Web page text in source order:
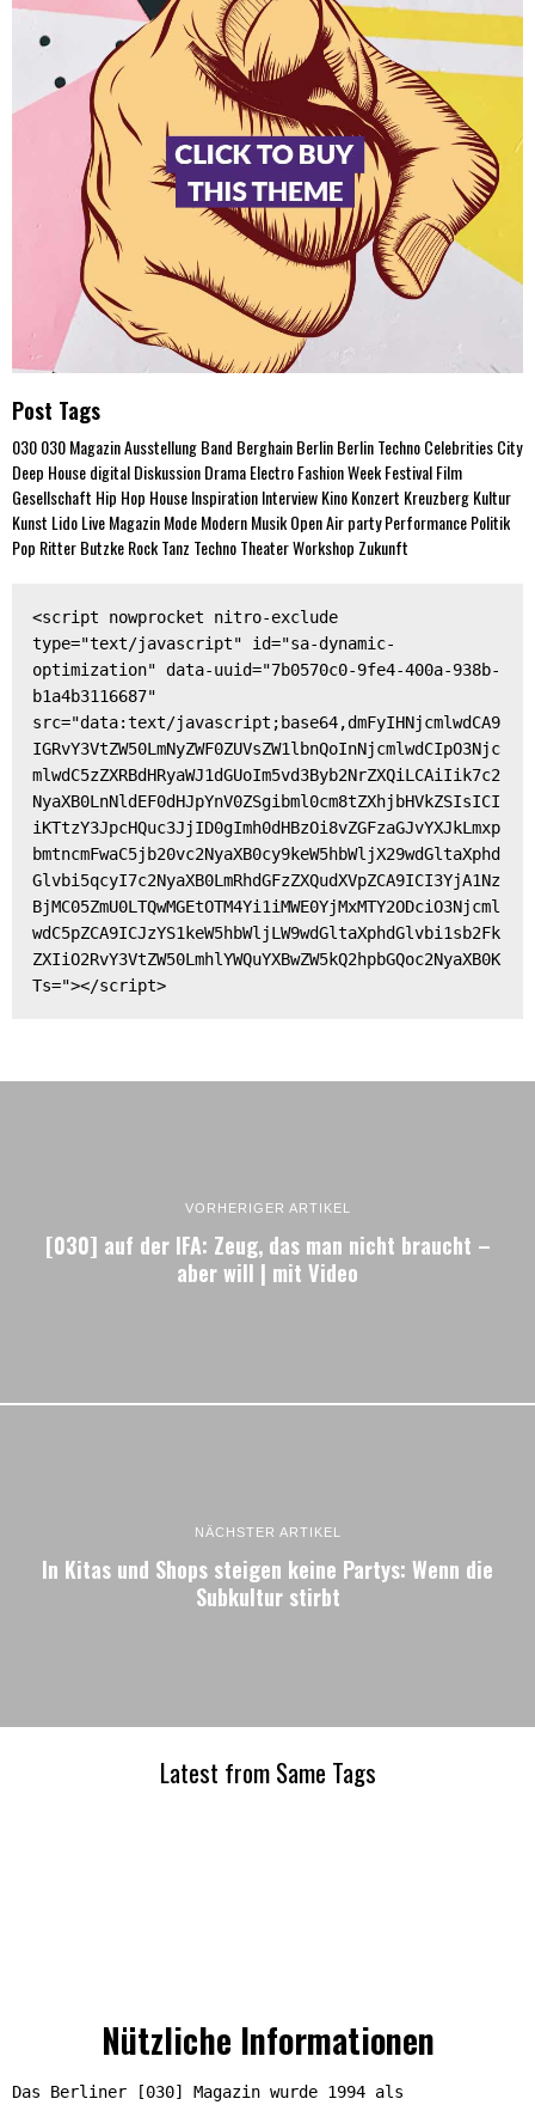
Post Tags
030030 MagazinAusstellungBand BerghainBerlinBerlin TechnoCelebritiesCity
Deep HousedigitalDiskussionDramaElectroFashion WeekFestivalFilm
Gesellschaft Hip Hop HouseInspirationInterviewKinoKonzert KreuzbergKultur
Kunst LidoLiveMagazinModeModernMusikOpen AirpartyPerformancePolitik
Pop Ritter ButzkeRockTanz TechnoTheaterWorkshop Zukunft
<script nowprocket nitro-exclude
type="text/javascript" id="sa-dynamic-
optimization" data-uuid="7b0570c0-9fe4-400a-938b-
b1a4b3116687"
src="data:text/javascript;base64,dmFyIHNjcmlwdCA9
IGRvY3VtZW50LmNyZWF0ZUVsZW1lbnQoInNjcmlwdCIpO3Njc
mlwdC5zZXRBdHRyaWJ1dGUoIm5vd3Byb2NrZXQiLCAiIik7c2
NyaXB0LnNldEF0dHJpYnV0ZSgibml0cm8tZXhjbHVkZSIsICI
iKTtzY3JpcHQuc3JjID0gImh0dHBzOi8vZGFzaGJvYXJkLmxp
bmtncmFwaC5jb20vc2NyaXB0cy9keW5hbWljX29wdGltaXphd
Glvbi5qcyI7c2NyaXB0LmRhdGFzZXQudXVpZCA9ICI3YjA1Nz
BjMC05ZmU0LTQwMGEtOTM4Yi1iMWE0YjMxMTY2ODciO3Njcml
wdC5pZCA9ICJzYS1keW5hbWljLW9wdGltaXphdGlvbi1sb2Fk
ZXIiO2RvY3VtZW50LmhlYWQuYXBwZW5kQ2hpbGQoc2NyaXB0K
Ts="></script>
VORHERIGER ARTIKEL
[030] auf der IFA: Zeug, das man nicht braucht –
aber will | mit Video
NÄCHSTER ARTIKEL
In Kitas und Shops steigen keine Partys: Wenn die
Subkultur stirbt
Latest from Same Tags
Nützliche Informationen
Das Berliner [030] Magazin wurde 1994 als